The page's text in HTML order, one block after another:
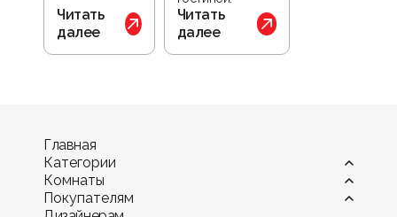
Читать
далее
Читать
далее
Главная
Категории
Витрины
Диваны
Комнаты
Гостиная
Покупателям